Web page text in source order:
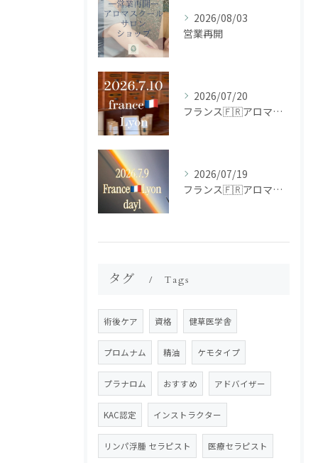
2026/08/03
営業再開
2026/07/20
フランス🇫🇷アロマ研修ツアー𝗱𝗮𝘆𝟮
2026/07/19
フランス🇫🇷アロマ研修ツアー𝗱𝗮𝘆𝟭
タグ Tags
術後ケア 資格 健草医学舎
プロムナム 精油 ケモタイプ
プラナロム おすすめ アドバイザー
KAC認定 インストラクター
リンパ浮腫 セラピスト 医療セラピスト